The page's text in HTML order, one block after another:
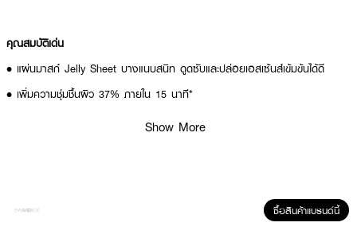
คุณสมบัติเด่น
• แผ่นมาสก์ Jelly Sheet บางแนบสนิท ดูดซับและปล่อยเอสเซ้นส์เข้มข้นได้ดี
• เพิ่มความชุ่มชื้นผิว 37% ภายใน 15 นาที*
• ผสานสารสกัด SP[AI]3™ ช่วยฟื้นบำรุงผิวด้วยเทคโนโลยี AI Optimization
Show More
ซื้อสินค้าแบรนด์นี้